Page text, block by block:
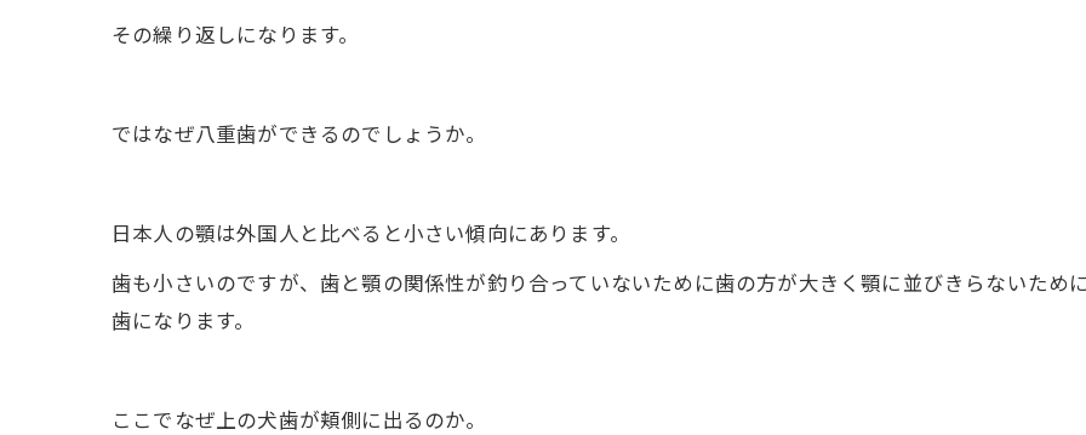
その繰り返しになります。
ではなぜ八重歯ができるのでしょうか。
日本人の顎は外国人と比べると小さい傾向にあります。
歯も小さいのですが、歯と顎の関係性が釣り合っていないために歯の方が大きく顎に並びきらないため
歯になります。
ここでなぜ上の犬歯が頬側に出るのか。